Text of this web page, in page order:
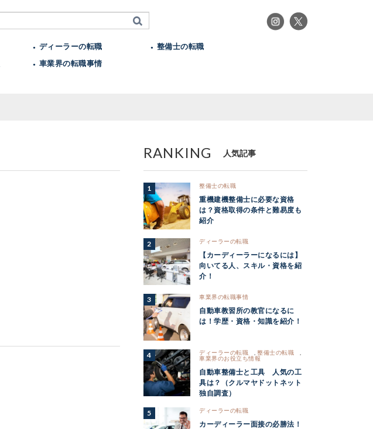
ディーラーの転職
整備士の転職
車業界の転職事情
RANKING 人気記事
整備士の転職
重機建機整備士に必要な資格
は？資格取得の条件と難易度も
紹介
ディーラーの転職
【カーディーラーになるには】
向いてる人、スキル・資格を紹
介！
車業界の転職事情
自動車教習所の教官になるに
は！学歴・資格・知識を紹介！
ディーラーの転職 整備士の転職
車業界のお役立ち情報
自動車整備士と工具 人気の工
具は？（クルマヤドットネット
独自調査）
ディーラーの転職
カーディーラー面接の必勝法！